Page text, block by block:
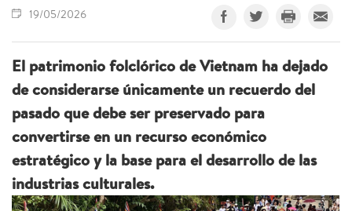
19/05/2026
El patrimonio folclórico de Vietnam ha dejado
de considerarse únicamente un recuerdo del
pasado que debe ser preservado para
convertirse en un recurso económico
estratégico y la base para el desarrollo de las
industrias culturales.